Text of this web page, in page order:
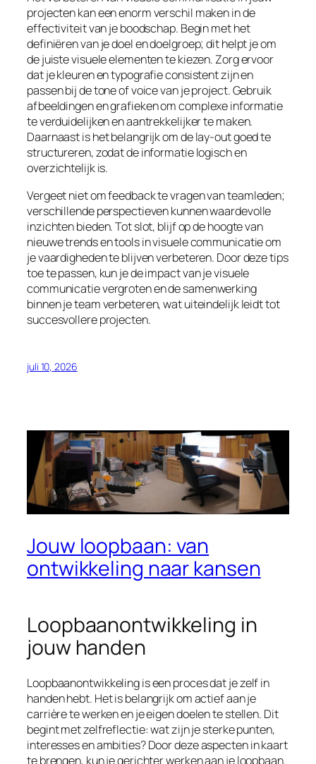
projecten kan een enorm verschil maken in de
effectiviteit van je boodschap. Begin met het
definiëren van je doel en doelgroep; dit helpt je om
de juiste visuele elementen te kiezen. Zorg ervoor
dat je kleuren en typografie consistent zijn en
passen bij de tone of voice van je project. Gebruik
afbeeldingen en grafieken om complexe informatie
te verduidelijken en aantrekkelijker te maken.
Daarnaast is het belangrijk om de lay-out goed te
structureren, zodat de informatie logisch en
overzichtelijk is.
Vergeet niet om feedback te vragen van teamleden;
verschillende perspectieven kunnen waardevolle
inzichten bieden. Tot slot, blijf op de hoogte van
nieuwe trends en tools in visuele communicatie om
je vaardigheden te blijven verbeteren. Door deze tips
toe te passen, kun je de impact van je visuele
communicatie vergroten en de samenwerking
binnen je team verbeteren, wat uiteindelijk leidt tot
succesvollere projecten.
juli 10, 2026
Jouw loopbaan: van
ontwikkeling naar kansen
Loopbaanontwikkeling in
jouw handen
Loopbaanontwikkeling is een proces dat je zelf in
handen hebt. Het is belangrijk om actief aan je
carrière te werken en je eigen doelen te stellen. Dit
begint met zelfreflectie: wat zijn je sterke punten,
interesses en ambities? Door deze aspecten in kaart
te brengen, kun je gerichter werken aan je loopbaan.